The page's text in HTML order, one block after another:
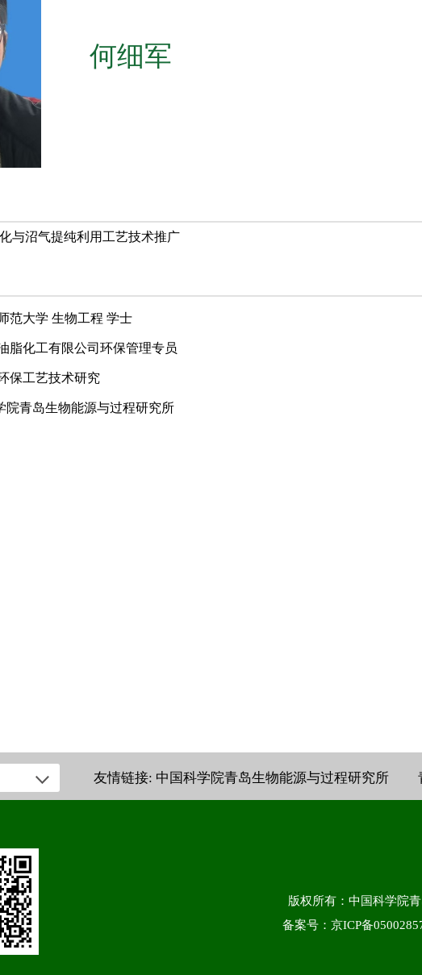
何细军
与沼气提纯利用工艺技术推广
范大学 生物工程 学士
脂化工有限公司环保管理专员
保工艺技术研究
院青岛生物能源与过程研究所
友情链接: 中国科学院青岛生物能源与过程研究所
版权所有：中国科学院
备案号：京ICP备